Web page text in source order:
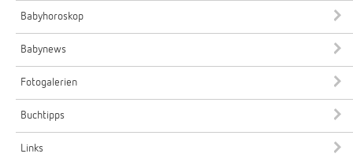
Babyhoroskop
Babynews
Fotogalerien
Buchtipps
Links